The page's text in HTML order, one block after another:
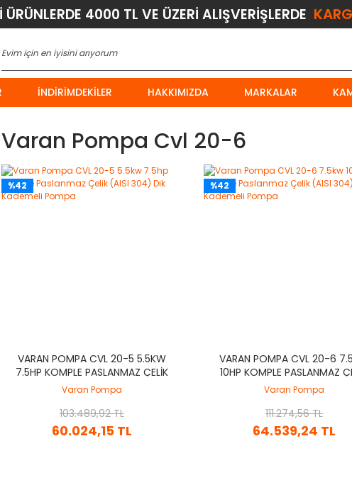
ÜRÜNLERDE 4000 TL VE ÜZERİ ALIŞVERİŞLERDE
İNDIRIMDEKILER HAKKIMIZDA MARKALAR
Varan Pompa Cvl 20-6
%42
VARAN POMPA CVL 20-5 5.5KW
7.5HP KOMPLE PASLANMAZ ÇELIK
(AISI 304) DIK KADEMELI POMPA
Varan Pompa
60.024,15 TL
103.489,92 TL
%42
VARAN POMPA CVL 20-6
10HP KOMPLE PASLANMAZ
(AISI 304) DIK KADEMELI
Varan Pompa
64.539,24 TL
111.274,56 TL